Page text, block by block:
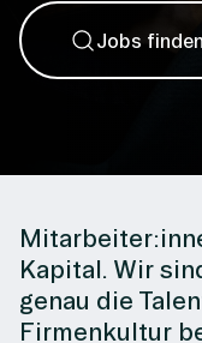
Jobs finden
Kapital. Wir
genau die
Firmenkultur